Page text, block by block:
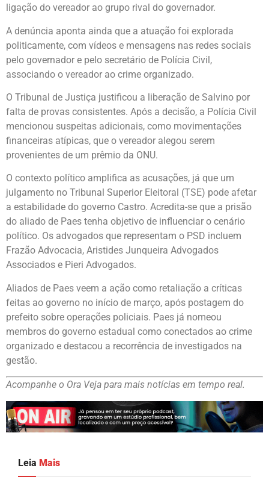
ligação do vereador ao grupo rival do governador.
A denúncia aponta ainda que a atuação foi explorada
politicamente, com vídeos e mensagens nas redes sociais
pelo governador e pelo secretário de Polícia Civil,
associando o vereador ao crime organizado.
O Tribunal de Justiça justificou a liberação de Salvino por
falta de provas consistentes. Após a decisão, a Polícia Civil
mencionou suspeitas adicionais, como movimentações
financeiras atípicas, que o vereador alegou serem
provenientes de um prêmio da ONU.
O contexto político amplifica as acusações, já que um
julgamento no Tribunal Superior Eleitoral (TSE) pode afetar
a estabilidade do governo Castro. Acredita-se que a prisão
do aliado de Paes tenha objetivo de influenciar o cenário
político. Os advogados que representam o PSD incluem
Frazão Advocacia, Aristides Junqueira Advogados
Associados e Pieri Advogados.
Aliados de Paes veem a ação como retaliação a críticas
feitas ao governo no início de março, após postagem do
prefeito sobre operações policiais. Paes já nomeou
membros do governo estadual como conectados ao crime
organizado e destacou a recorrência de investigados na
gestão.
Acompanhe o Ora Veja para mais notícias em tempo real.
Leia Mais